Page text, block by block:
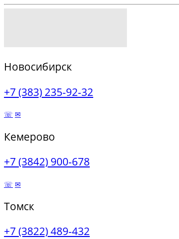
Новосибирск
+7 (383) 235-92-32
☏ ✉
Кемерово
+7 (3842) 900-678
☏ ✉
Томск
+7 (3822) 489-432